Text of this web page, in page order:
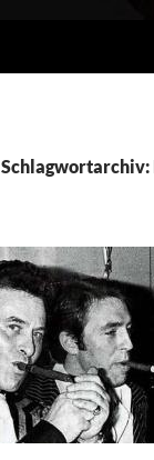
Schlagwortarchiv: